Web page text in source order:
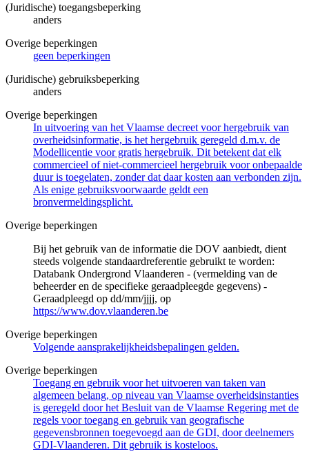
(Juridische) toegangsbeperking
anders
Overige beperkingen
geen beperkingen
(Juridische) gebruiksbeperking
anders
Overige beperkingen
In uitvoering van het Vlaamse decreet voor hergebruik van
overheidsinformatie, is het hergebruik geregeld d.m.v. de
Modellicentie voor gratis hergebruik. Dit betekent dat elk
commercieel of niet-commercieel hergebruik voor onbepaalde
duur is toegelaten, zonder dat daar kosten aan verbonden zijn.
Als enige gebruiksvoorwaarde geldt een
bronvermeldingsplicht.
Overige beperkingen
Bij het gebruik van de informatie die DOV aanbiedt, dient
steeds volgende standaardreferentie gebruikt te worden:
Databank Ondergrond Vlaanderen - (vermelding van de
beheerder en de specifieke geraadpleegde gegevens) -
Geraadpleegd op dd/mm/jjjj, op
https://www.dov.vlaanderen.be
Overige beperkingen
Volgende aansprakelijkheidsbepalingen gelden.
Overige beperkingen
Toegang en gebruik voor het uitvoeren van taken van
algemeen belang, op niveau van Vlaamse overheidsinstanties
is geregeld door het Besluit van de Vlaamse Regering met de
regels voor toegang en gebruik van geografische
gegevensbronnen toegevoegd aan de GDI, door deelnemers
GDI-Vlaanderen. Dit gebruik is kosteloos.